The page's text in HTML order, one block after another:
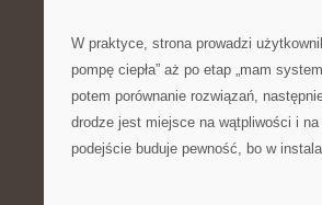
W praktyce, strona prowadzi
pompę ciepła” aż po etap „mam
potem porównanie rozwiązań,
drodze jest miejsce na wątpliwości i
podejście buduje pewność, bo w